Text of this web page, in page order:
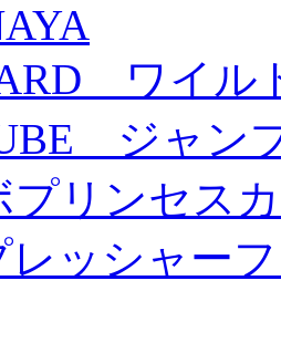
ワイル
ジャン
プリンセス
ッシャー